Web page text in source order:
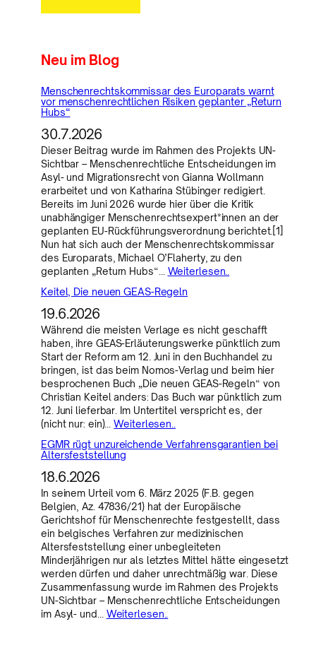
Neu im Blog
Menschenrechtskommissar des Europarats warnt
vor menschenrechtlichen Risiken geplanter „Return
Hubs“
30.7.2026
Dieser Beitrag wurde im Rahmen des Projekts UN-
Sichtbar – Menschenrechtliche Entscheidungen im
Asyl- und Migrationsrecht von Gianna Wollmann
erarbeitet und von Katharina Stübinger redigiert.
Bereits im Juni 2026 wurde hier über die Kritik
unabhängiger Menschenrechtsexpert*innen an der
geplanten EU-Rückführungsverordnung berichtet.[1]
Nun hat sich auch der Menschenrechtskommissar
des Europarats, Michael O’Flaherty, zu den
geplanten „Return Hubs“… Weiterlesen..
Keitel, Die neuen GEAS-Regeln
19.6.2026
Während die meisten Verlage es nicht geschafft
haben, ihre GEAS-Erläuterungswerke pünktlich zum
Start der Reform am 12. Juni in den Buchhandel zu
bringen, ist das beim Nomos-Verlag und beim hier
besprochenen Buch „Die neuen GEAS-Regeln“ von
Christian Keitel anders: Das Buch war pünktlich zum
12. Juni lieferbar. Im Untertitel verspricht es, der
(nicht nur: ein)…Weiterlesen..
EGMR rügt unzureichende Verfahrensgarantien bei
Altersfeststellung
18.6.2026
In seinem Urteil vom 6. März 2025 (F.B. gegen
Belgien, Az. 47836/21) hat der Europäische
Gerichtshof für Menschenrechte festgestellt, dass
ein belgisches Verfahren zur medizinischen
Altersfeststellung einer unbegleiteten
Minderjährigen nur als letztes Mittel hätte eingesetzt
werden dürfen und daher unrechtmäßig war. Diese
Zusammenfassung wurde im Rahmen des Projekts
UN-Sichtbar – Menschenrechtliche Entscheidungen
im Asyl- und… Weiterlesen..